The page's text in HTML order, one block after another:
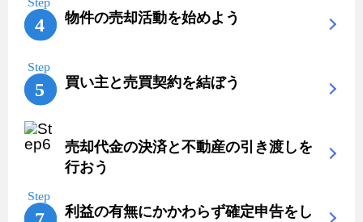
物件の売却活動を始めよう
買い主と売買契約を結ぼう
売却代金の決済と不動産の引き渡しを
行おう
利益の有無にかかわらず確定申告をし